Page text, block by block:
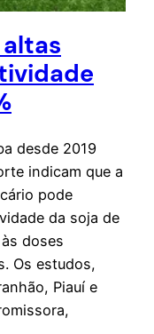
desde 2019
indicam que a
pode
da soja de
doses
Os estudos,
Piauí e